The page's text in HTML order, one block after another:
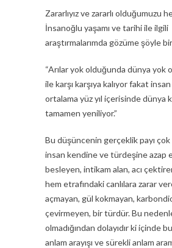
Zararlıyız ve zararlı olduğumuzu
İnsanoğlu yaşamı ve tarihi ile ilgili
araştırmalarımda gözüme şöyle
“Arılar yok olduğunda dünya yok
ile karşı karşıya kalıyor fakat
ortalama yüz yıl içerisinde dünya
tamamen yeniliyor.”
Bu düşüncenin gerçeklik payı
insan kendine ve türdeşine azap
besleyen, intikam alan, acı
hem etrafındaki canlılara zarar
açmayan, gül kokmayan,
çevirmeyen, bir türdür. Bu
olmadığından dolayıdır ki içinde
anlam arayışı ve sürekli anlam